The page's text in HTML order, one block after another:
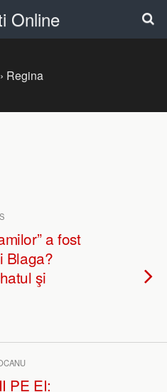
Online
Regina
a fost
Blaga?
şi
PE EI: